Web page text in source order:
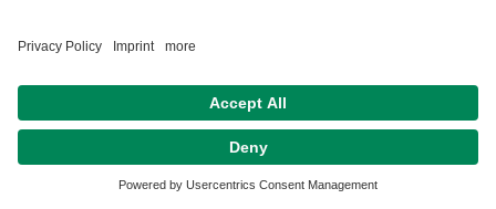
Kontakt
Barrierefreiheitserklärung